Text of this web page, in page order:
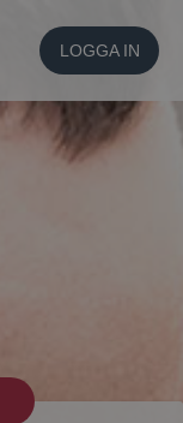
LOGGA IN